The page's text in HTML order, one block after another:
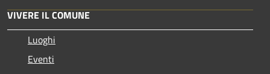
VIVERE IL COMUNE
Luoghi
Eventi